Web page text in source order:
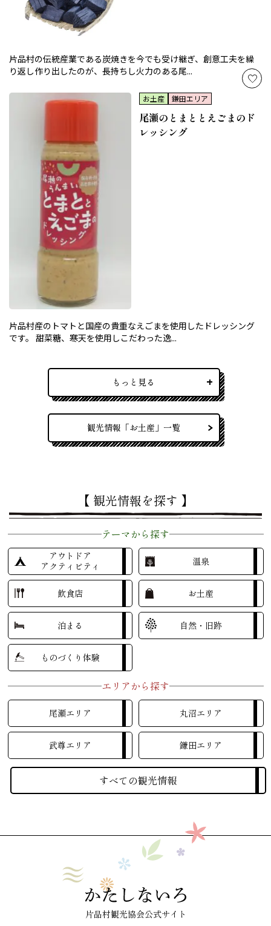
片品村の伝統産業である炭焼きを今でも受け継ぎ、創意工夫を繰
り返し作り出したのが、長持ちし火力のある尾...
お土産 鎌田エリア
尾瀬のとまととえごまのド
レッシング
片品村産のトマトと国産の貴重なえごまを使用したドレッシング
です。 甜菜糖、寒天を使用しこだわった逸...
もっと見る
観光情報「お土産」一覧
【 観光情報を探す 】
テーマから探す
アウトドア
アクティビティ
温泉
泊まる 自然・旧跡
飲食店 お土産
ものづくり体験
エリアから探す
尾瀬エリア 丸沼エリア
武尊エリア 鎌田エリア
すべての観光情報
片品村観光協会公式サイト